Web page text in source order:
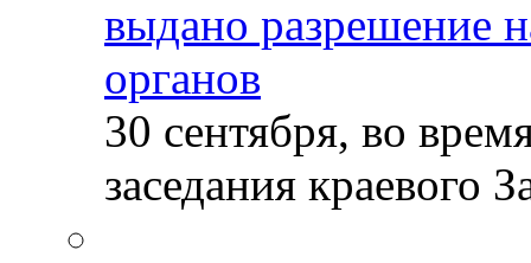
выдано разрешение
органов
30 сентября, во
заседания краевого